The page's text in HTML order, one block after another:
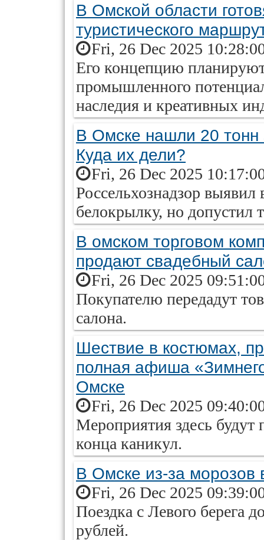
В Омской области
туристического
Fri, 26 Dec 2025
Его концепцию
промышленного
наследия и креативных
В Омске нашли 20
Куда их дели?
Fri, 26 Dec 2025
Россельхознадзор
белокрылку, но допустил
В омском торговом
продают свадебный
Fri, 26 Dec 2025
Покупателю передадут
салона.
Шествие в костюмах,
полная афиша
Омске
Fri, 26 Dec 2025
Мероприятия здесь будут
конца каникул.
В Омске из-за морозов
Fri, 26 Dec 2025
Поездка с Левого берега
рублей.